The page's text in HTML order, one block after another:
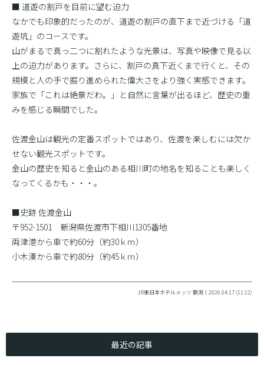
■ 道遊の割戸を目前に望む迫力
なかでも印象的だったのが、道遊の割戸の直下まで近づける「道
遊坑」のコースです。
山がまるで真っ二つに割れたような光景は、写真や映像で見る以
上の迫力があります。さらに、割戸の真下近くまで行くと、その
規模と人の手で掘り進められた偉大さをより強く実感できます。
家族で「これは絶景だわ。」と自然に言葉が出るほど、歴史の重
みを感じる瞬間でした。
佐渡金山は観光の定番スポットではあり、佐渡を楽しむには欠か
せない観光スポットです。
金山の歴史を知ると金山のある相川町の地名を知ることも楽しく
なってくるかも・・・。
■史跡 佐渡金山
〒952-1501 新潟県佐渡市下相川1305番地
両津港から車で約60分（約30ｋｍ）
小木湊から車で約80分（約45ｋｍ）
JR東日本ホテルメッツ 新潟｜2026.04.17 (11:12)
最近の記事